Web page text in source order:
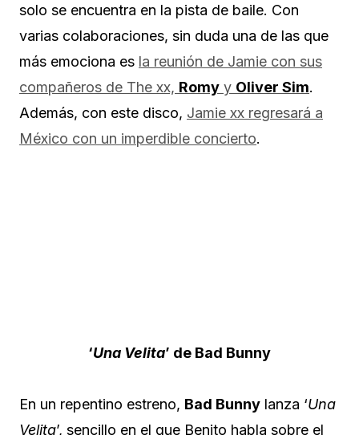
solo se encuentra en la pista de baile. Con
varias colaboraciones, sin duda una de las que
más emociona es la reunión de Jamie con sus
compañeros de The xx, Romy y Oliver Sim.
Además, con este disco, Jamie xx regresará a
México con un imperdible concierto.
‘Una Velita’ de Bad Bunny
En un repentino estreno, Bad Bunny lanza ‘Una
Velita’, sencillo en el que Benito habla sobre el